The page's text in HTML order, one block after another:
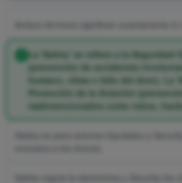
La 'Safety' se refiere a la Seguridad
(prevención de accidentes
humano, clima o fallo del dron). La
Protección de la Aviación
malintencionados como robos,